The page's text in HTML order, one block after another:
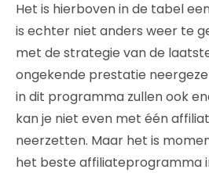
Het is hierboven in de tabel
is echter niet anders weer te
met de strategie van de
ongekende prestatie
in dit programma zullen ook
kan je niet even met één
neerzetten. Maar het is
het beste affiliateprogramma